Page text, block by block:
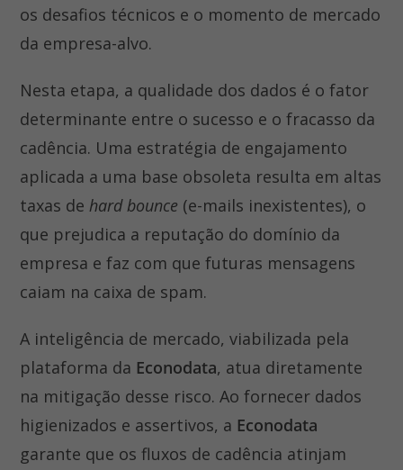
os desafios técnicos e o momento de mercado
da empresa-alvo.
Nesta etapa, a qualidade dos dados é o fator
determinante entre o sucesso e o fracasso da
cadência. Uma estratégia de engajamento
aplicada a uma base obsoleta resulta em altas
taxas de hard bounce (e-mails inexistentes), o
que prejudica a reputação do domínio da
empresa e faz com que futuras mensagens
caiam na caixa de spam.
A inteligência de mercado, viabilizada pela
plataforma da Econodata, atua diretamente
na mitigação desse risco. Ao fornecer dados
higienizados e assertivos, a Econodata
garante que os fluxos de cadência atinjam